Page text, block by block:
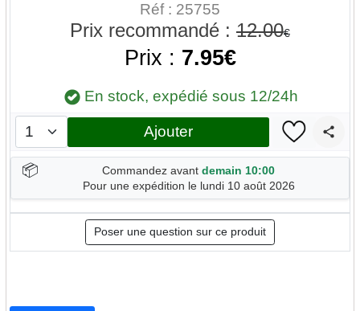
Réf : 25755
Prix recommandé : 12.00€
Prix : 7.95€
En stock, expédié sous 12/24h
Ajouter
📦 Commandez avant demain 10:00
Pour une expédition le lundi 10 août 2026
Poser une question sur ce produit